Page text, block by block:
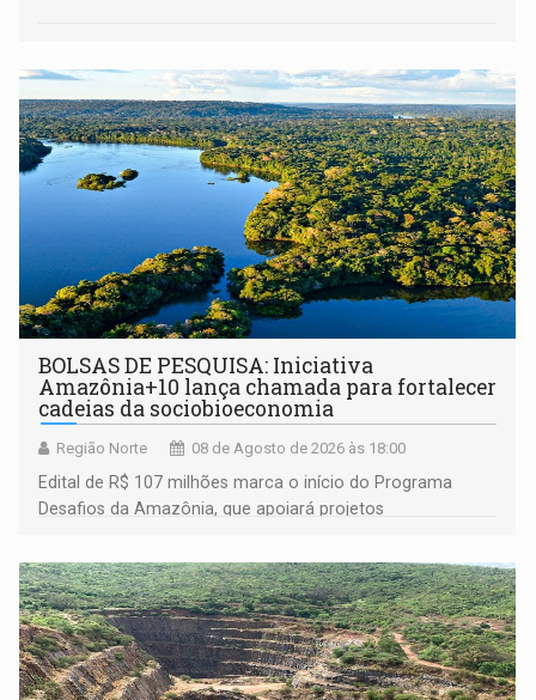
BOLSAS DE PESQUISA: Iniciativa
Amazônia+10 lança chamada para fortalecer
cadeias da sociobioeconomia
Região Norte 08 de Agosto de 2026 às 18:00
Edital de R$ 107 milhões marca o início do Programa
Desafios da Amazônia, que apoiará projetos
submissão de pré-propostas poderá ser feita até 1º de
setembro